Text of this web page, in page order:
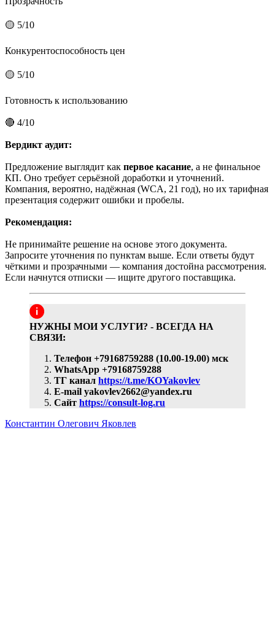
🟡 5/10
Конкурентоспособность цен
🟡 5/10
Готовность к использованию
🔴 4/10
Вердикт аудит:
Предложение выглядит как первое касание, а не финальное
КП. Оно требует серьёзной доработки и уточнений.
Компания, вероятно, надёжная (WCA, 21 год), но их тарифная
презентация содержит ошибки и пробелы.
Рекомендация:
Не принимайте решение на основе этого документа.
Запросите уточнения по пунктам выше. Если ответы будут
чёткими и прозрачными — компания достойна рассмотрения.
Если начнутся отписки — ищите другого поставщика.
НУЖНЫ МОИ УСЛУГИ? - ВСЕГДА НА
СВЯЗИ:
Телефон +79168759288 (10.00-19.00) мск
WhatsApp +79168759288
ТГ канал https://t.me/KOYakovlev
E-mail yakovlev2662@yandex.ru
Сайт https://consult-log.ru
Константин Олегович Яковлев